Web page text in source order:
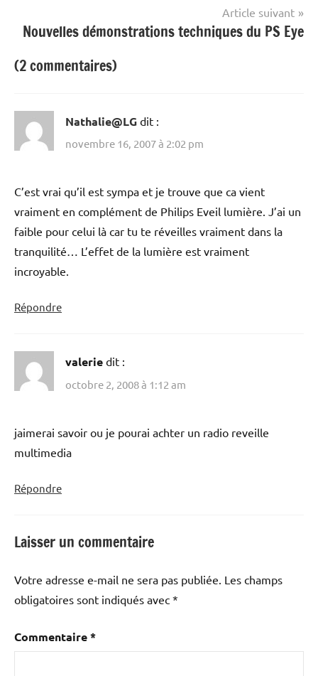
Article suivant
Nouvelles démonstrations techniques du PS Eye
(2 commentaires)
Nathalie@LG dit :
novembre 16, 2007 à 2:02 pm
C’est vrai qu’il est sympa et je trouve que ca vient
vraiment en complément de Philips Eveil lumière. J’ai un
faible pour celui là car tu te réveilles vraiment dans la
tranquilité… L’effet de la lumière est vraiment
incroyable.
Répondre
valerie dit :
octobre 2, 2008 à 1:12 am
jaimerai savoir ou je pourai achter un radio reveille
multimedia
Répondre
Laisser un commentaire
Votre adresse e-mail ne sera pas publiée. Les champs
obligatoires sont indiqués avec *
Commentaire*